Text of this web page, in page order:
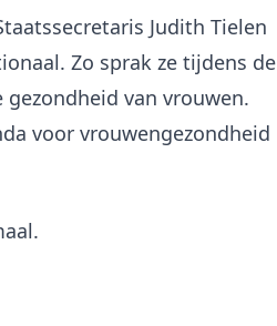
Judith Tielen
Zo sprak ze tijdens de
van vrouwen.
voor vrouwengezondheid